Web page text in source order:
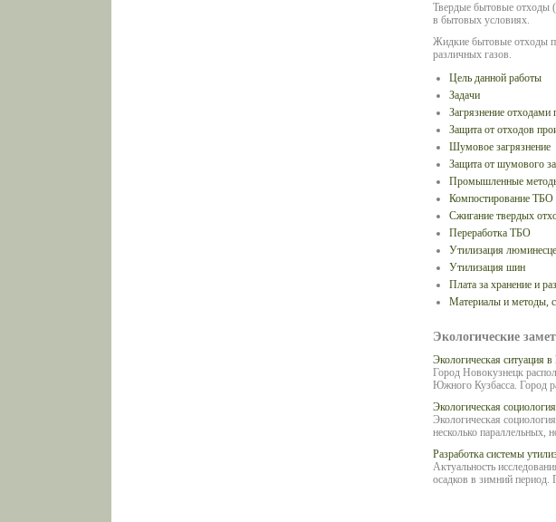
Твердые бытовые отходы
в бытовых условиях.
Жидкие бытовые отходы
различных газов.
Цель данной работы
Задачи
Загрязнение отходами
Защита от отходов
Шумовое загрязнение
Защита от шумового
Промышленные
Компостирование ТБО
Сжигание твердых
Переработка ТБО
Утилизация
Утилизация шин
Плата за хранение и
Материалы и методы,
Экологические
Экологическая ситуация
Город Новокузнецк
Южного Кузбасса. Город
Экологическая социология
Экологическая
несколько параллельных,
Разработка системы
Актуальность
осадков в зимний